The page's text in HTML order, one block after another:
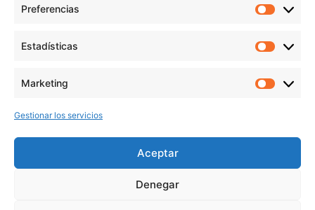
Preferencias
Estadísticas
Marketing
Gestionar los servicios
Aceptar
Denegar
veronicaruiz.es
está bajo
NoComercial 4.0 Internacional
MÁS NOVEDADES EN MIS REDES